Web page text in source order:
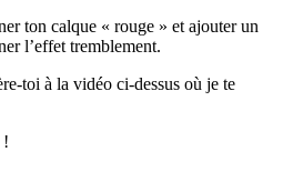
ton calque « rouge » et ajouter un
l’effet tremblement.
toi à la vidéo ci-dessus où je te
!